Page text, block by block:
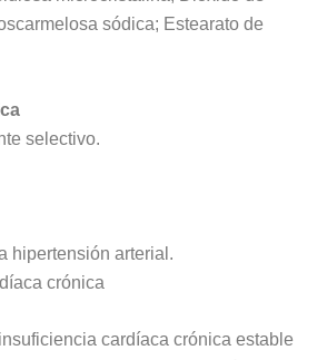
sódica; Estearato de
selectivo.
hipertensión arterial.
crónica
cardíaca crónica estable